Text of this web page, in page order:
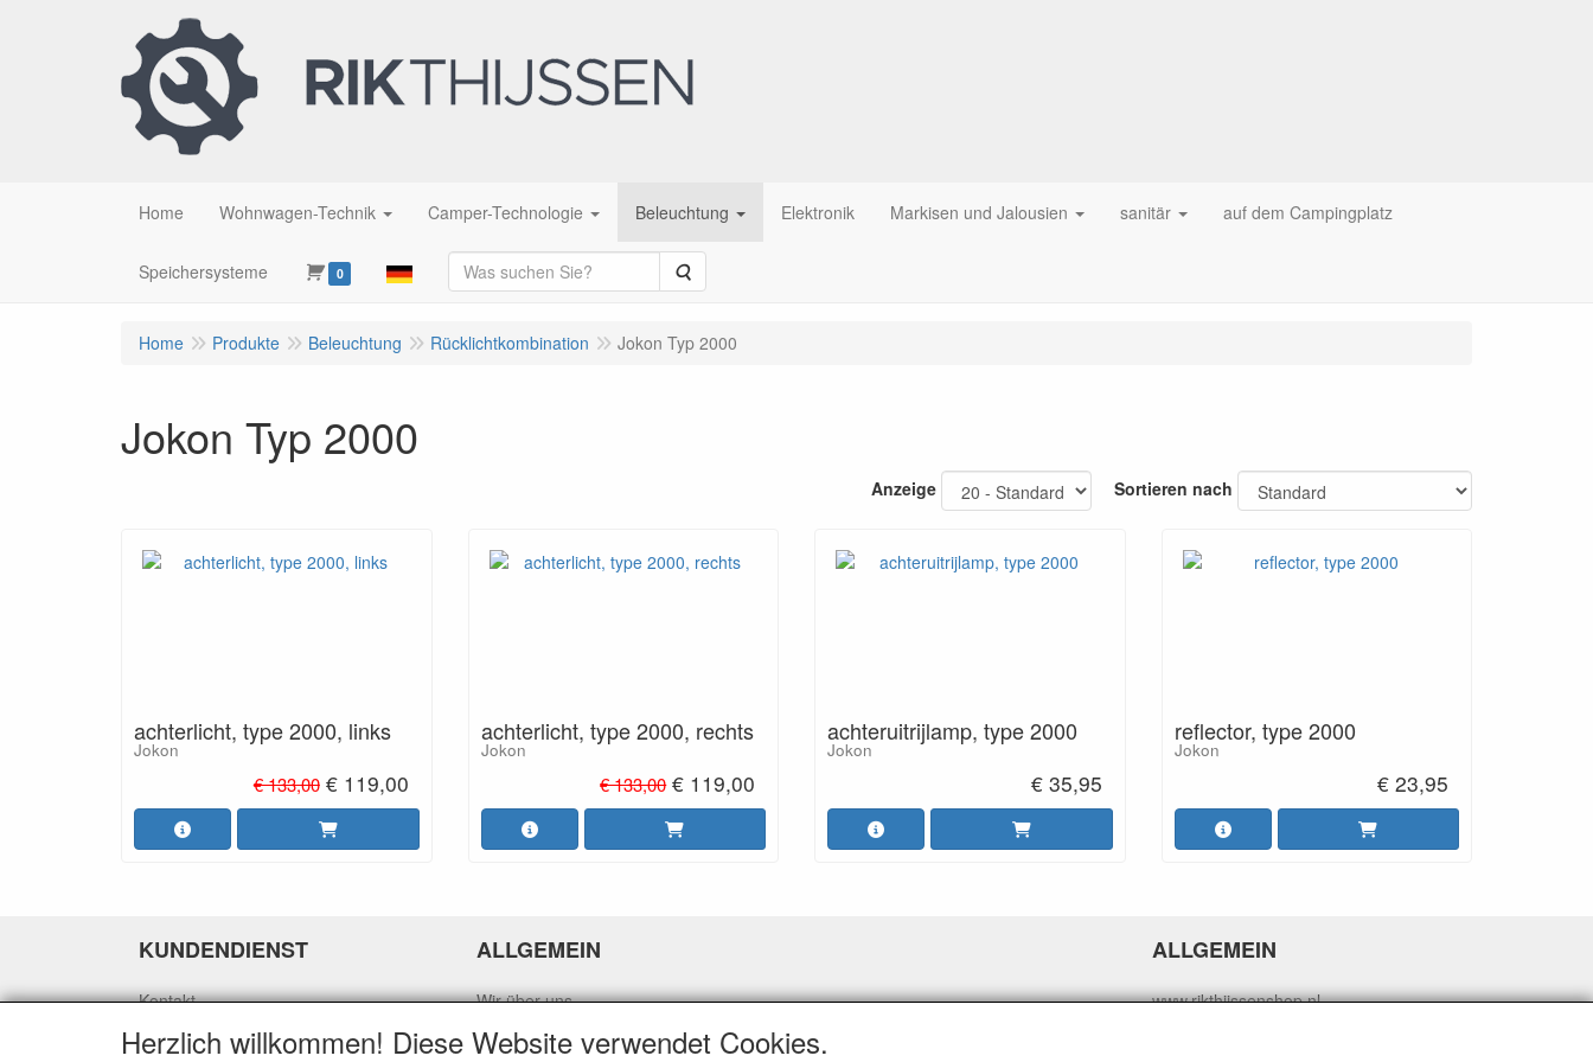
Home Wohnwagen-Technik Camper-Technologie Beleuchtung Elektronik Markisen und Jalousien sanitär auf dem Campingplatz
Speichersysteme 0 Suche
Home Produkte Beleuchtung Rücklichtkombination Jokon Typ 2000
Jokon Typ 2000
Anzeige Sortieren nach
achterlicht, type 2000, links
Jokon
€ 133,00 € 119,00
achterlicht, type 2000, rechts
Jokon
€ 133,00 € 119,00
achteruitrijlamp, type 2000
Jokon
€ 35,95
reflector, type 2000
Jokon
€ 23,95
KUNDENDIENST
Kontakt
Versenden
ALLGEMEIN
Wir über uns
Datenschutzrichtlinie
ALLGEMEIN
www.rikthijssenshop.nl
Herzlich willkommen! Diese Website verwendet Cookies.